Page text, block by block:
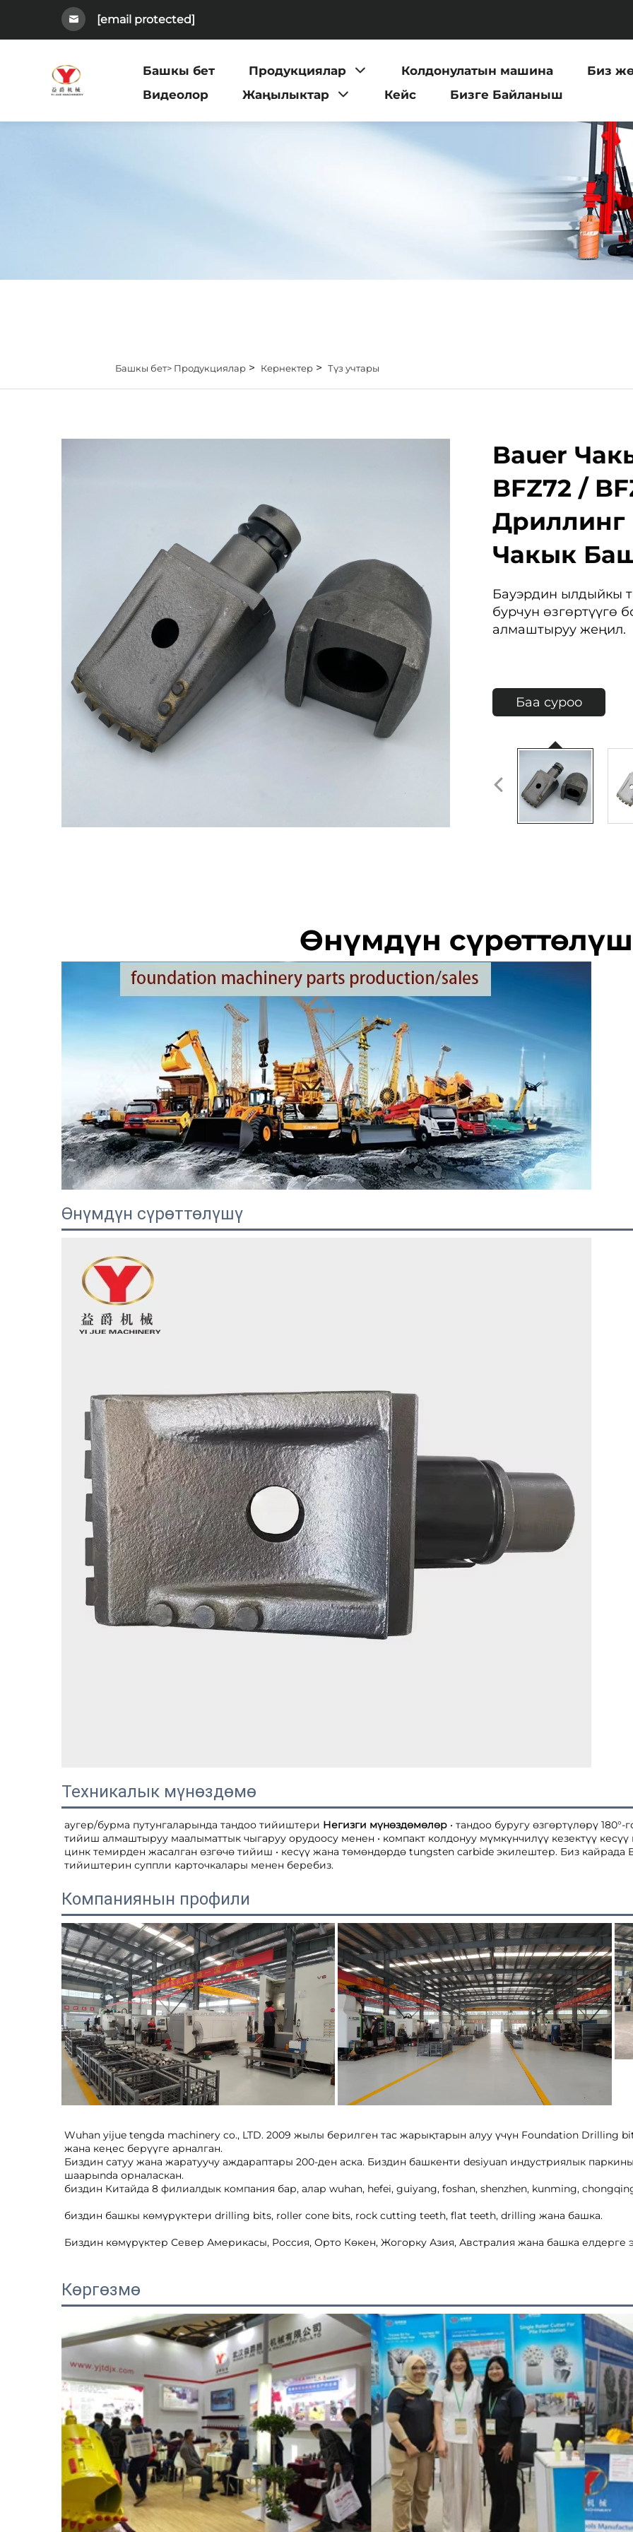
[email protected]
Башкы бет Продукциялар Колдонулатын машина
Биз
Видеолор
Жаңылыктар Кейс Бизге Байланыш
Башкы бет> Продукциялар> Кернектер> Түз учтары
Bauer
BFZ72 /
Дриллинг
Чакык
Бауэрдин ылдыйкы
бурчун өзгөртүүгө
алмаштыруу жеңил.
Баа суроо
Өнүмдүн
Өнүмдүн сүрөттөлүшү
Техникалык мүнөздөмө
аугер/бурма путунгаларында тандоо тийиштери Негизги мүнөздөмөлөр • тандоо буругу өзгөртүлөрү
тийиш алмаштыруу маалыматтык чыгаруу орудоосу менен • компакт колдонуу мүмкүнчилүү кезектүү
цинк темирден жасалган өзгөчө тийиш • кесүү жана төмөндөрдө tungsten carbide экилештер. Биз кайрада
тийиштерин суппли карточкалары менен беребиз.
Компаниянын профили
Wuhan yijue tengda machinery co., LTD. 2009 жылы берилген тас жарықтарын алуу үчүн Foundation Drilling
жана кеңес берүүге арналган.
Биздин сатуу жана жаратуучу аждараптары 200-ден аска. Биздин башкенти desiyuan индустриялык
шаарыnda орналаскан.
биздин Китайда 8 филиалдык компания бар, алар wuhan, hefei, guiyang, foshan, shenzhen, kunming,
биздин башкы көмүрүктери drilling bits, roller cone bits, rock cutting teeth, flat teeth, drilling жана башка.
Биздин көмүрүктер Север Америкасы, Россия, Орто Көкен, Жогорку Азия, Австралия жана башка елдерге
Көргөзмө